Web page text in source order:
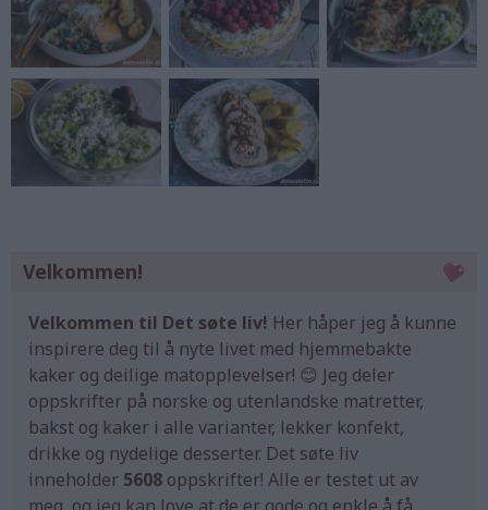
Velkommen!
Velkommen til Det søte liv! Her håper jeg å kunne
inspirere deg til å nyte livet med hjemmebakte
kaker og deilige matopplevelser! 😊 Jeg deler
oppskrifter på norske og utenlandske matretter,
bakst og kaker i alle varianter, lekker konfekt,
drikke og nydelige desserter. Det søte liv
inneholder 5608 oppskrifter! Alle er testet ut av
meg, og jeg kan love at de er gode og enkle å få